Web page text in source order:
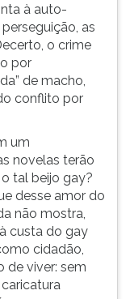
à auto-
as
o crime
por
de macho,
conflito por
um
novelas terão
tal beijo gay?
desse amor do
não mostra,
custa do gay
cidadão,
de viver: sem